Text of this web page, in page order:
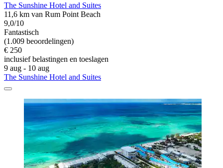
The Sunshine Hotel and Suites
11,6 km van Rum Point Beach
9,0/10
Fantastisch
(1.009 beoordelingen)
€ 250
inclusief belastingen en toeslagen
9 aug - 10 aug
The Sunshine Hotel and Suites